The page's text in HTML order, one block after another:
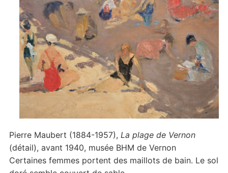
Pierre Maubert (1884-1957), La plage de Vernon
(détail), avant 1940, musée BHM de Vernon
Certaines femmes portent des maillots de bain. Le sol